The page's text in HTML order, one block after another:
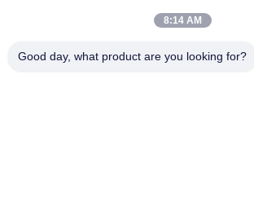
86-23-68237223
Yunhan, Chongqing China
8:14 AM
Good day, what product are you looking for?